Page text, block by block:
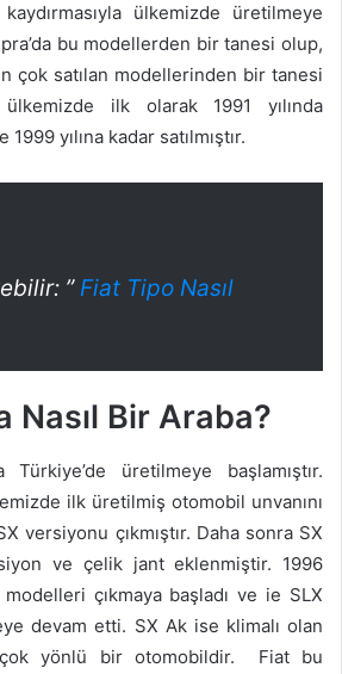
ülkemizde üretilmeye
bu modellerden bir tanesi olup,
en çok satılan modellerinden bir tanesi
ilk olarak 1991 yılında
1999 yılına kadar satılmıştır.
” Fiat Tipo Nasıl
Nasıl Bir Araba?
Türkiye’de üretilmeye başlamıştır.
ilk üretilmiş otomobil unvanını
versiyonu çıkmıştır. Daha sonra SX
ve çelik jant eklenmiştir. 1996
çıkmaya başladı ve ie SLX
devam etti. SX Ak ise klimalı olan
çok yönlü bir otomobildir. Fiat bu